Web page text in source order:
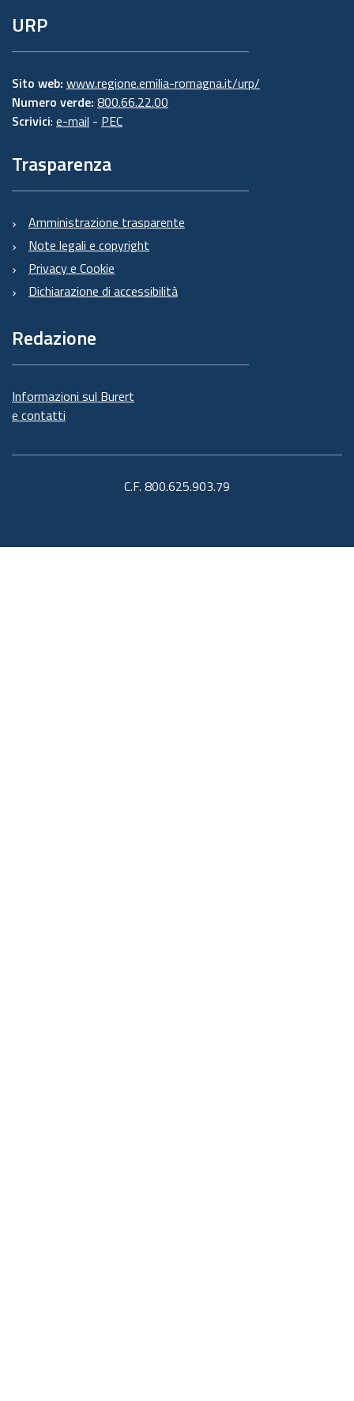
URP
Sito web: www.regione.emilia-romagna.it/urp/
Numero verde: 800.66.22.00
Scrivici: e-mail - PEC
Trasparenza
Amministrazione trasparente
Note legali e copyright
Privacy e Cookie
Dichiarazione di accessibilità
Redazione
Informazioni sul Burert
e contatti
C.F. 800.625.903.79